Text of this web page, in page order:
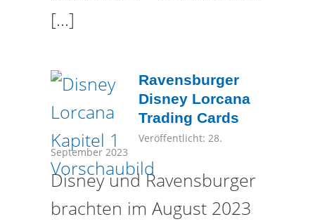
[…]
Ravensburger
Disney Lorcana
Trading Cards
Veröffentlicht: 28.
September 2023
Disney und Ravensburger
brachten im August 2023